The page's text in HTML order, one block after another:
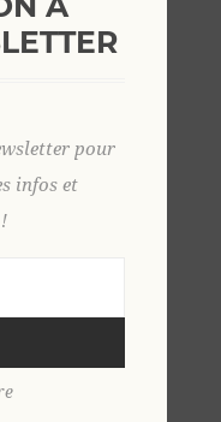
pour
infos et